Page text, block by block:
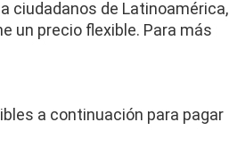
ciudadanos de Latinoamérica,
un precio flexible. Para más
a continuación para pagar